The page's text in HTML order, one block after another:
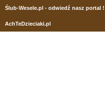
Ślub-Wesele.pl - odwiedź nasz portal !
AchTeDzieciaki.pl